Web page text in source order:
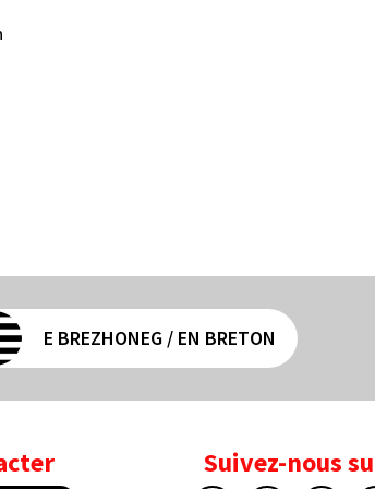
E BREZHONEG / EN BRETON
Suivez-nous